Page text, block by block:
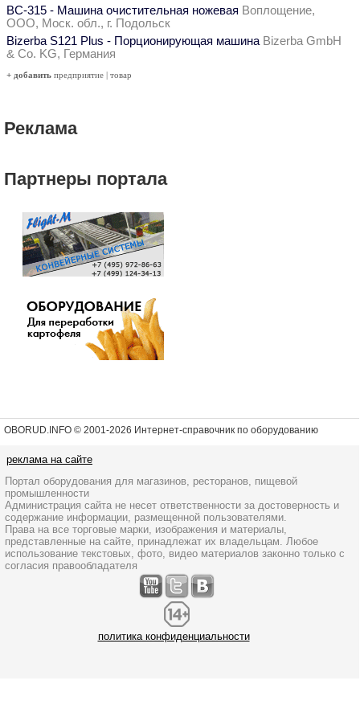
ВС-315 - Машина очистительная ножевая Воплощение,
ООО, Моск. обл., г. Подольск
Bizerba S121 Plus - Порционирующая машина Bizerba GmbH
& Co. KG, Германия
+ добавить предприятие | товар
Реклама
Партнеры портала
OBORUD.INFO © 2001-2026 Интернет-справочник по оборудованию
реклама на сайте
Портал оборудования для магазинов, ресторанов, пищевой
промышленности
Администрация сайта не несет ответственности за достоверность и
содержание информации, размещенной пользователями.
Права на все торговые марки, изображения и материалы,
представленные на сайте, принадлежат их владельцам. Любое
использование текстовых, фото, видео материалов законно только с
согласия правообладателя
политика конфиденциальности